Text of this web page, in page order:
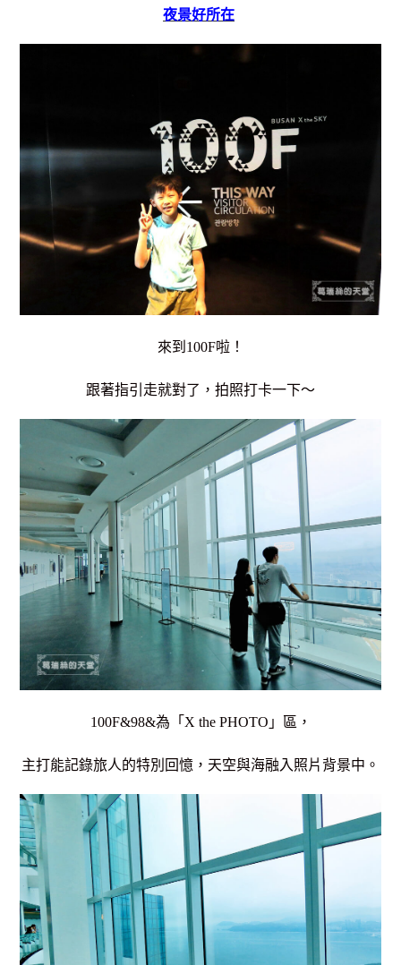
夜景好所在
來到100F啦！
跟著指引走就對了， 拍照打卡一下～
100F&98&為「X the PHOTO」區，
主打能記錄旅人的特別回憶， 天空與海融入照片背景中。